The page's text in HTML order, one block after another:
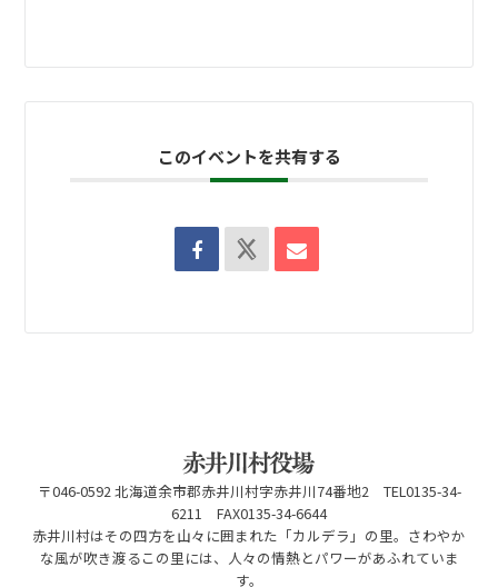
このイベントを共有する
〒046-0592 北海道余市郡赤井川村字赤井川74番地2 TEL0135-34-
6211 FAX0135-34-6644
赤井川村はその四方を山々に囲まれた「カルデラ」の里。さわやか
な風が吹き渡るこの里には、人々の情熱とパワーがあふれていま
す。